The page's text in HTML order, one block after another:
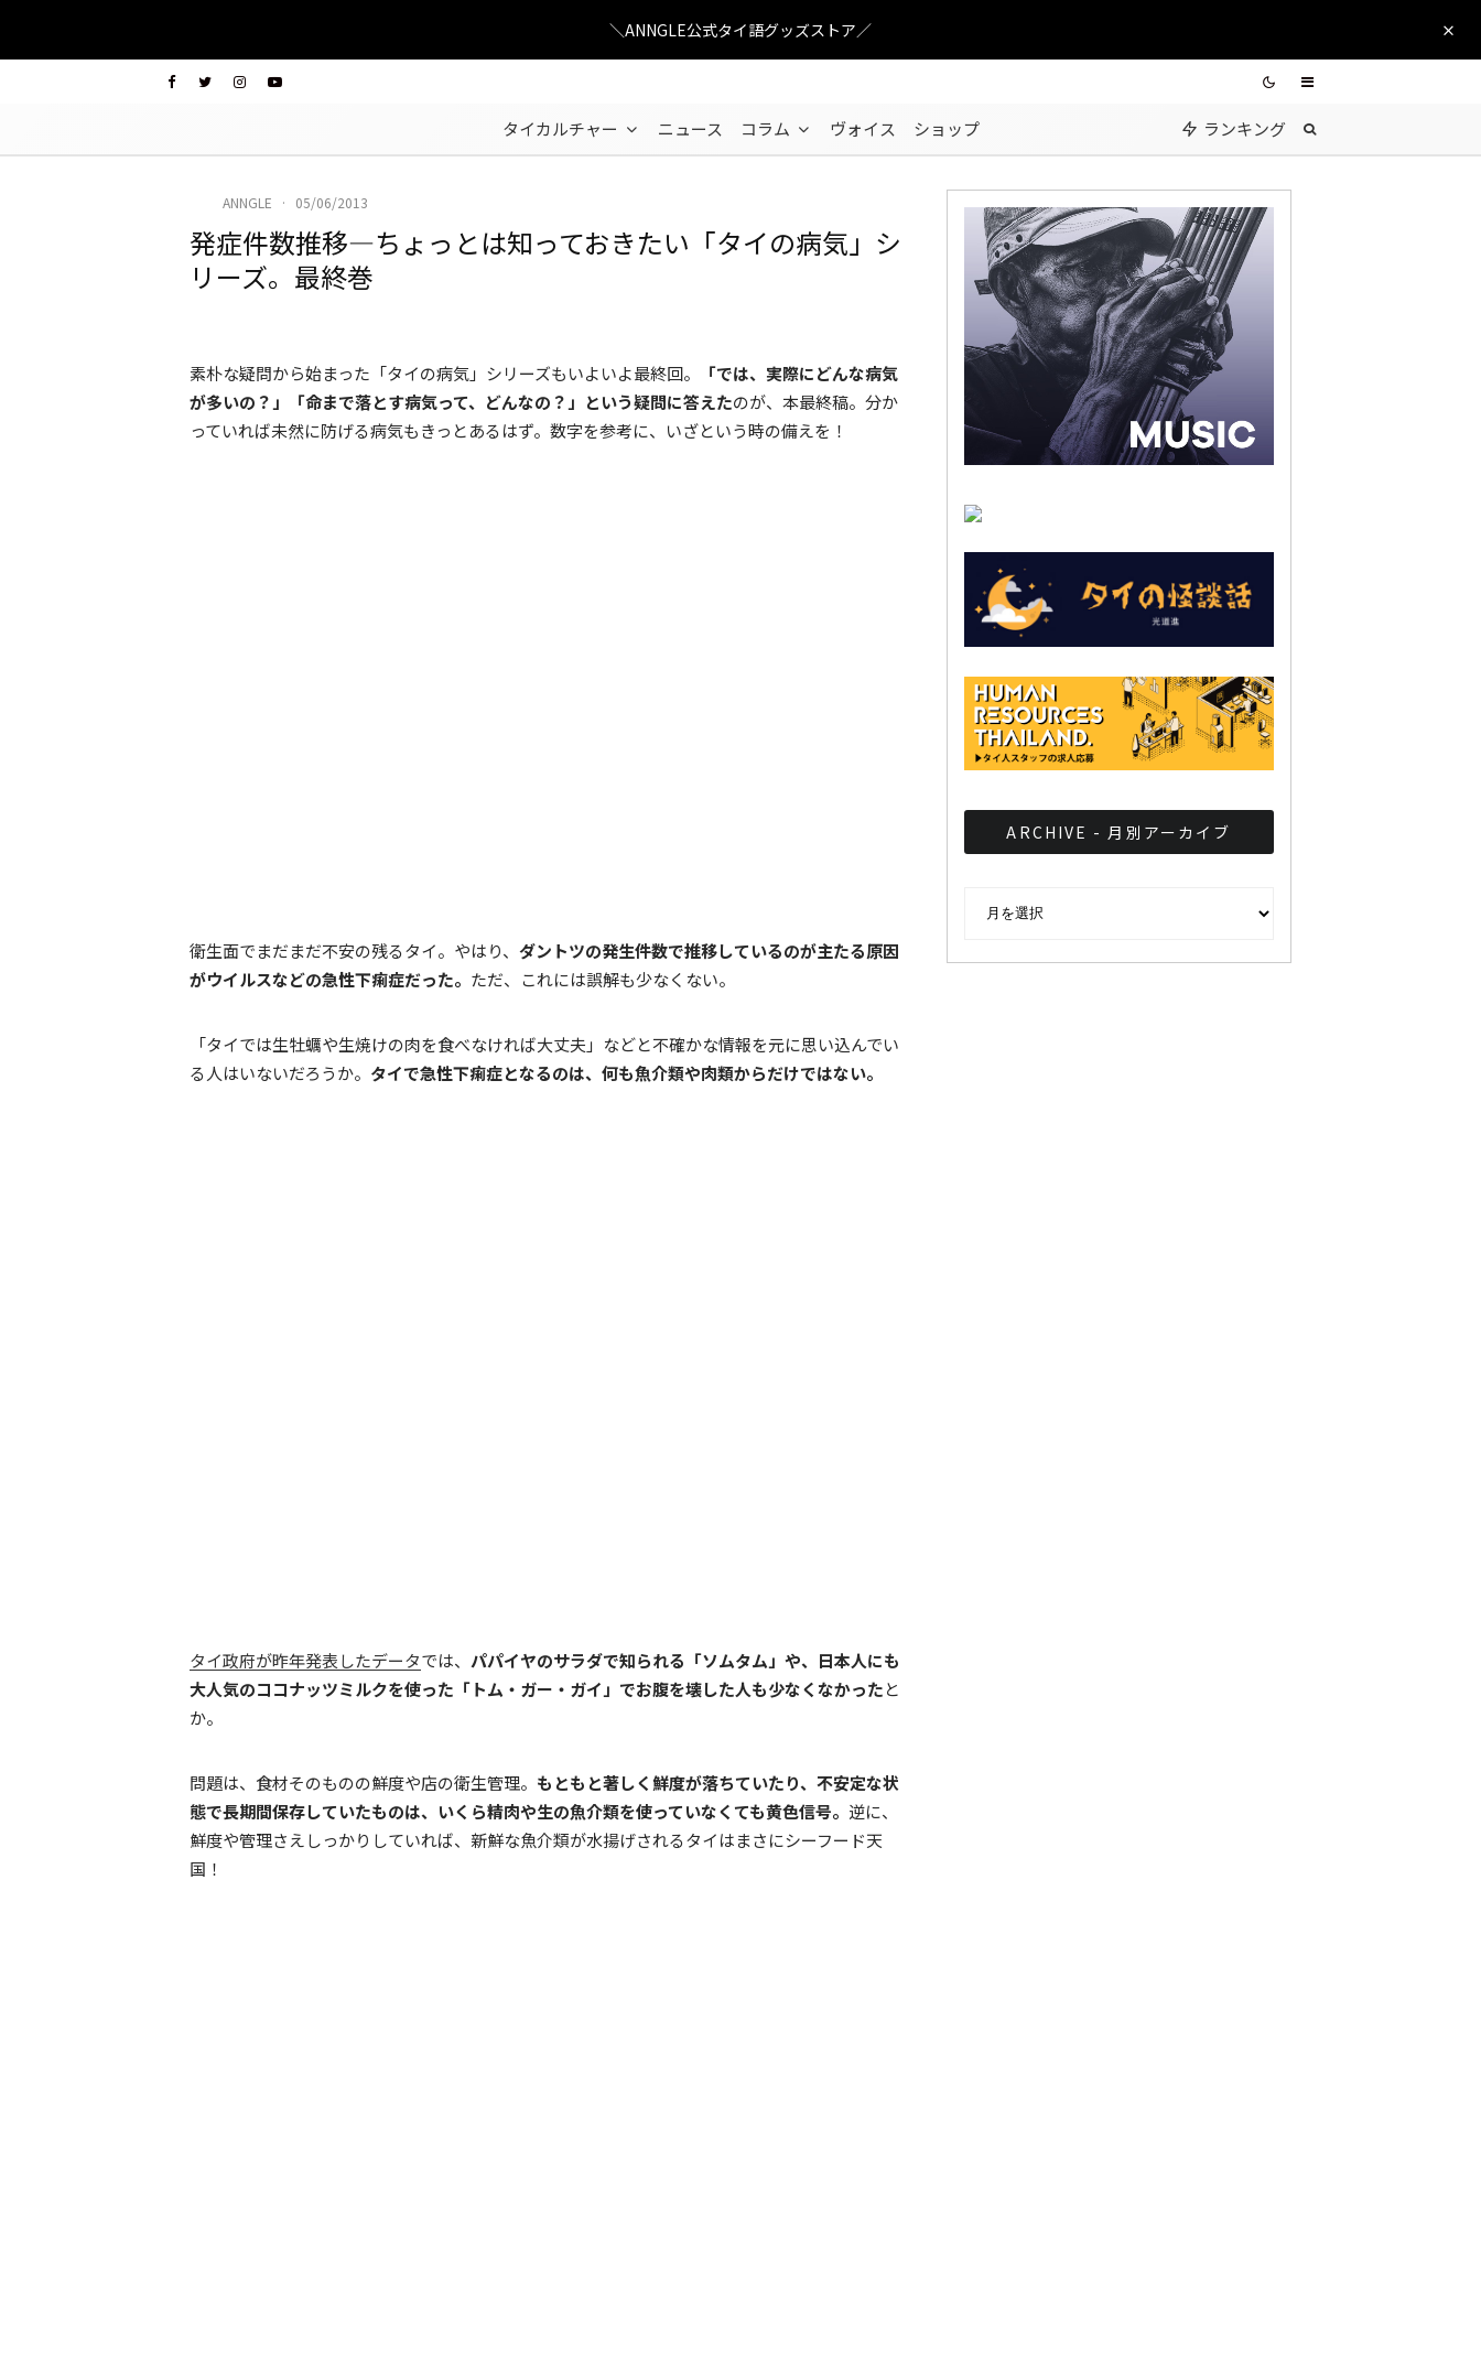
＼ANNGLE公式タイ語グッズストア／
タイカルチャー ニュース コラム ヴォイス ショップ ランキング
ANNGLE · 05/06/2013
発症件数推移―ちょっとは知っておきたい「タイの病気」シ
リーズ。最終巻
素朴な疑問から始まった「タイの病気」シリーズもいよいよ最終回。
「では、実際にどんな病気
が多いの？」「命まで落とす病気って、どんなの？」という疑問に答えたのが、本最終稿。分か
っていれば未然に防げる病気もきっとあるはず。数字を参考に、いざという時の備えを！
衛生面でまだまだ不安の残るタイ。やはり、 ダントツの発生件数で推移しているのが主たる原因
がウイルスなどの急性下痢症だった。 ただ、これには誤解も少なくない。
「タイでは生牡蠣や生焼けの肉を食べなければ大丈夫」などと不確かな情報を元に思い込んでい
る人はいないだろうか。 タイで急性下痢症となるのは、何も魚介類や肉類からだけではない。
タイ政府が昨年発表したデータでは、 パパイヤのサラダで知られる「ソムタム」や、日本人にも
大人気のココナッツミルクを使った「トム・ガー・ガイ」でお腹を壊した人も少なくなかったと
か。
問題は、食材そのものの鮮度や店の衛生管理。 もともと著しく鮮度が落ちていたり、不安定な状
態で長期間保存していたものは、いくら精肉や生の魚介類を使っていなくても黄色信号。 逆に、
鮮度や管理さえしっかりしていれば、新鮮な魚介類が水揚げされるタイはまさにシーフード天
国！
ARCHIVE - 月別アーカイブ